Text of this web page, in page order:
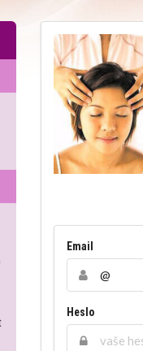
Email
Heslo